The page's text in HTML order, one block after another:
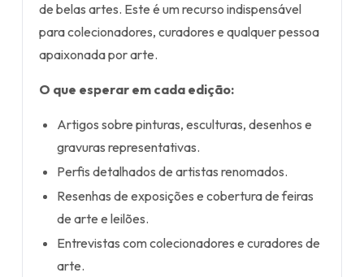
de belas artes. Este é um recurso indispensável
para colecionadores, curadores e qualquer pessoa
apaixonada por arte.
O que esperar em cada edição:
Artigos sobre pinturas, esculturas, desenhos e
gravuras representativas.
Perfis detalhados de artistas renomados.
Resenhas de exposições e cobertura de feiras
de arte e leilões.
Entrevistas com colecionadores e curadores de
arte.